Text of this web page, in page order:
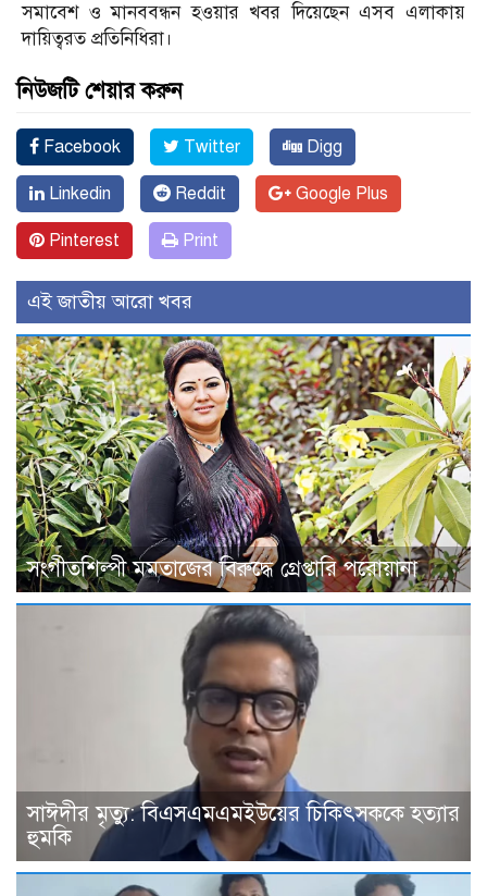
সমাবেশ ও মানববন্ধন হওয়ার খবর দিয়েছেন এসব এলাকায়
দায়িত্বরত প্রতিনিধিরা।
নিউজটি শেয়ার করুন
Facebook Twitter Digg
Linkedin Reddit Google Plus
Pinterest Print
এই জাতীয় আরো খবর
সংগীতশিল্পী মমতাজের বিরুদ্ধে গ্রেপ্তারি পরোয়ানা
সাঈদীর মৃত্যু: বিএসএমএমইউয়ের চিকিৎসককে হত্যার
হুমকি